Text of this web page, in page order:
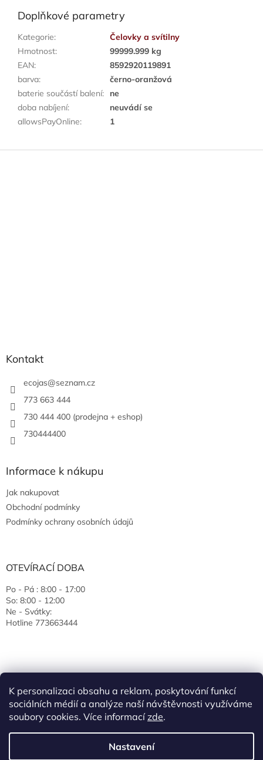
K personalizaci obsahu a reklam, poskytování funkcí
sociálních médií a analýze naší návštěvnosti využíváme
soubory cookies. Více informacízde.
Nastavení
Doplňkové parametry
Kategorie:
Čelovky a svítilny
Hmotnost:
99999.999 kg
EAN:
8592920119891
barva:
černo-oranžová
baterie součástí balení:
ne
doba nabíjení:
neuvádí se
allowsPayOnline: 1
Kontakt
ecojas@seznam.cz
773 663 444
730 444 400 (prodejna + eshop)
730444400
Informace k nákupu
Jak nakupovat
Obchodní podmínky
Podmínky ochrany osobních údajů
OTEVÍRACÍ DOBA
Po - Pá : 8:00 - 17:00
So: 8:00 - 12:00
Ne - Svátky:
Hotline 773663444